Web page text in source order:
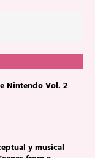
Nintendo Vol. 2
y musical